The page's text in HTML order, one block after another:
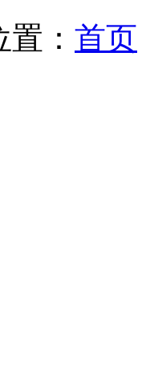
： 首页